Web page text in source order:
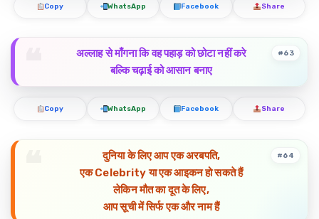
Copy WhatsApp Facebook Share
अल्लाह से माँगना कि वह पहाड़ को छोटा नहीं करे
बल्कि चढ़ाई को आसान बनाए
#63
Copy WhatsApp Facebook Share
दुनिया के लिए आप एक अरबपति,
एक Celebrity या एक आइकन हो सकते हैं
लेकिन मौत का दूत के लिए,
आप सूची में सिर्फ एक और नाम हैं
#64